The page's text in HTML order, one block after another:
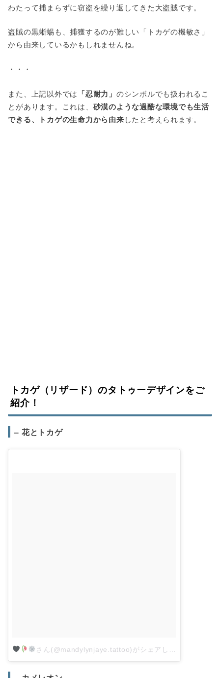
わたって捕まらずに窃盗を繰り返してきた大盗賊です。
盗賊の黒蜥蜴も、捕獲するのが難しい「トカゲの機敏さ」
から由来しているかもしれませんね。
・・・
また、上記以外では 「忍耐力」 のシンボルでも扱われるこ
とがあります。これは、 砂漠のような過酷な環境でも生活
できる、トカゲの生命力から由来したと考えられます。
トカゲ（リザード）のタトゥーデザインをご
紹介！
– 花とトカゲ
さん(@mandylynjaye.tattoo)がシェアした投稿